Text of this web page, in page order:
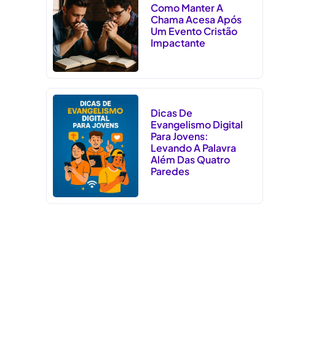
Como Manter A
Chama Acesa Após
Um Evento Cristão
Impactante
Dicas De
Evangelismo Digital
Para Jovens:
Levando A Palavra
Além Das Quatro
Paredes